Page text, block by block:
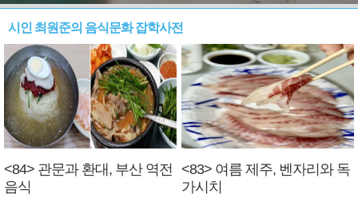
시인 최원준의 음식문화 잡학사전
<84> 관문과 환대, 부산 역전
음식
<83> 여름 제주, 벤자리와 독
가시치